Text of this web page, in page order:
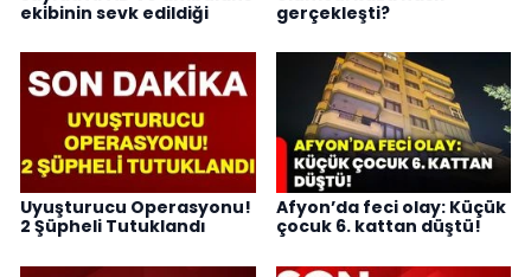
ekibinin sevk edildiği
gerçekleşti?
Uyuşturucu Operasyonu!
2 Şüpheli Tutuklandı
Afyon’da feci olay: Küçük
çocuk 6. kattan düştü!